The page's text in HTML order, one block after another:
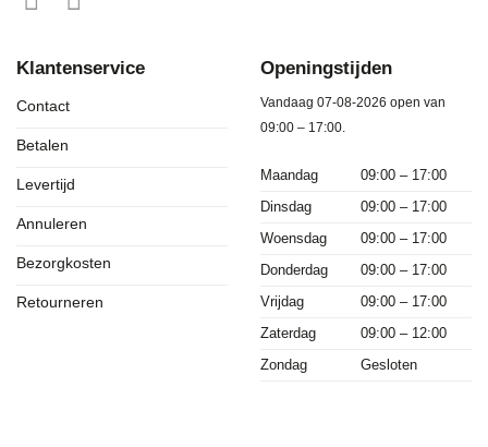
Klantenservice
Contact
Betalen
Levertijd
Annuleren
Bezorgkosten
Retourneren
Openingstijden
Vandaag 07-08-2026 open van
09:00 – 17:00.
Maandag
09:00 – 17:00
Dinsdag
09:00 – 17:00
Woensdag
09:00 – 17:00
Donderdag
09:00 – 17:00
Vrijdag
09:00 – 17:00
Zaterdag
09:00 – 12:00
Zondag
Gesloten